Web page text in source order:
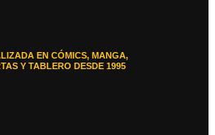
EN CÓMICS, MANGA,
Y TABLERO DESDE 1995